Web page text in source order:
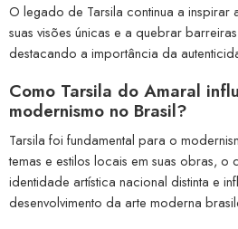
O legado de Tarsila continua a inspirar
suas visões únicas e a quebrar
destacando a importância da
Como Tarsila do Amaral
modernismo no Brasil?
Tarsila foi fundamental para o
temas e estilos locais em suas obras, o
identidade artística nacional distinta e
desenvolvimento da arte moderna